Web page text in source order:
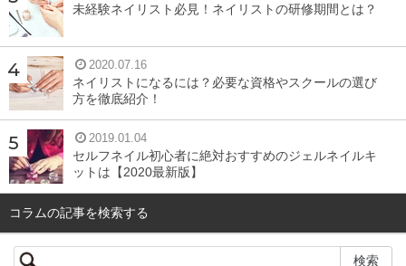
未経験ネイリスト必見！ネイリストの研修期間とは？
2020.07.16
ネイリストになるには？必要な資格やスクールの選び
方を徹底紹介！
2019.01.04
セルフネイル初心者に絶対おすすめのジェルネイルキ
ットは【2020最新版】
コラムの記事を検索する